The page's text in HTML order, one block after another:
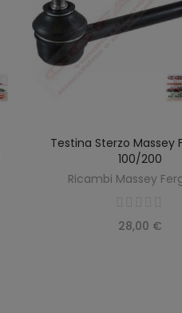
AGGIUNGI AL
Testina Sterzo Massey
100/200
Ricambi Massey
28,00 €